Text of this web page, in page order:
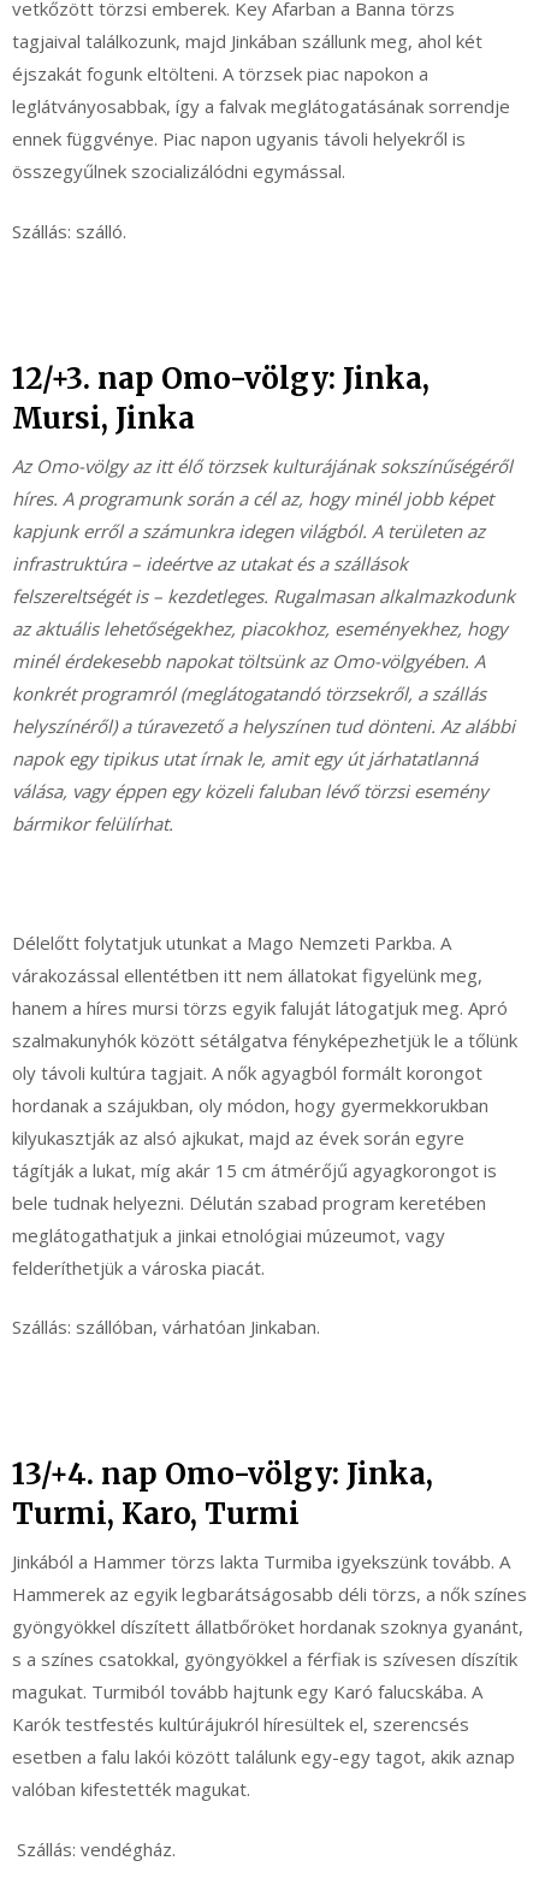
vetkőzött törzsi emberek. Key Afarban a Banna törzs
tagjaival találkozunk, majd Jinkában szállunk meg, ahol két
éjszakát fogunk eltölteni. A törzsek piac napokon a
leglátványosabbak, így a falvak meglátogatásának sorrendje
ennek függvénye. Piac napon ugyanis távoli helyekről is
összegyűlnek szocializálódni egymással.
Szállás: szálló.
12/+3. nap Omo-völgy: Jinka,
Mursi, Jinka
Az Omo-völgy az itt élő törzsek kulturájának sokszínűségéről
híres. A programunk során a cél az, hogy minél jobb képet
kapjunk erről a számunkra idegen világból. A területen az
infrastruktúra – ideértve az utakat és a szállások
felszereltségét is – kezdetleges. Rugalmasan alkalmazkodunk
az aktuális lehetőségekhez, piacokhoz, eseményekhez, hogy
minél érdekesebb napokat töltsünk az Omo-völgyében. A
konkrét programról (meglátogatandó törzsekről, a szállás
helyszínéről) a túravezető a helyszínen tud dönteni. Az alábbi
napok egy tipikus utat írnak le, amit egy út járhatatlanná
válása, vagy éppen egy közeli faluban lévő törzsi esemény
bármikor felülírhat.
Délelőtt folytatjuk utunkat a Mago Nemzeti Parkba. A
várakozással ellentétben itt nem állatokat figyelünk meg,
hanem a híres mursi törzs egyik faluját látogatjuk meg. Apró
szalmakunyhók között sétálgatva fényképezhetjük le a tőlünk
oly távoli kultúra tagjait. A nők agyagból formált korongot
hordanak a szájukban, oly módon, hogy gyermekkorukban
kilyukasztják az alsó ajkukat, majd az évek során egyre
tágítják a lukat, míg akár 15 cm átmérőjű agyagkorongot is
bele tudnak helyezni. Délután szabad program keretében
meglátogathatjuk a jinkai etnológiai múzeumot, vagy
felderíthetjük a városka piacát.
Szállás: szállóban, várhatóan Jinkaban.
13/+4. nap Omo-völgy: Jinka,
Turmi, Karo, Turmi
Jinkából a Hammer törzs lakta Turmiba igyekszünk tovább. A
Hammerek az egyik legbarátságosabb déli törzs, a nők színes
gyöngyökkel díszített állatbőröket hordanak szoknya gyanánt,
s a színes csatokkal, gyöngyökkel a férfiak is szívesen díszítik
magukat. Turmiból tovább hajtunk egy Karó falucskába. A
Karók testfestés kultúrájukról híresültek el, szerencsés
esetben a falu lakói között találunk egy-egy tagot, akik aznap
valóban kifestették magukat.
Szállás: vendégház.